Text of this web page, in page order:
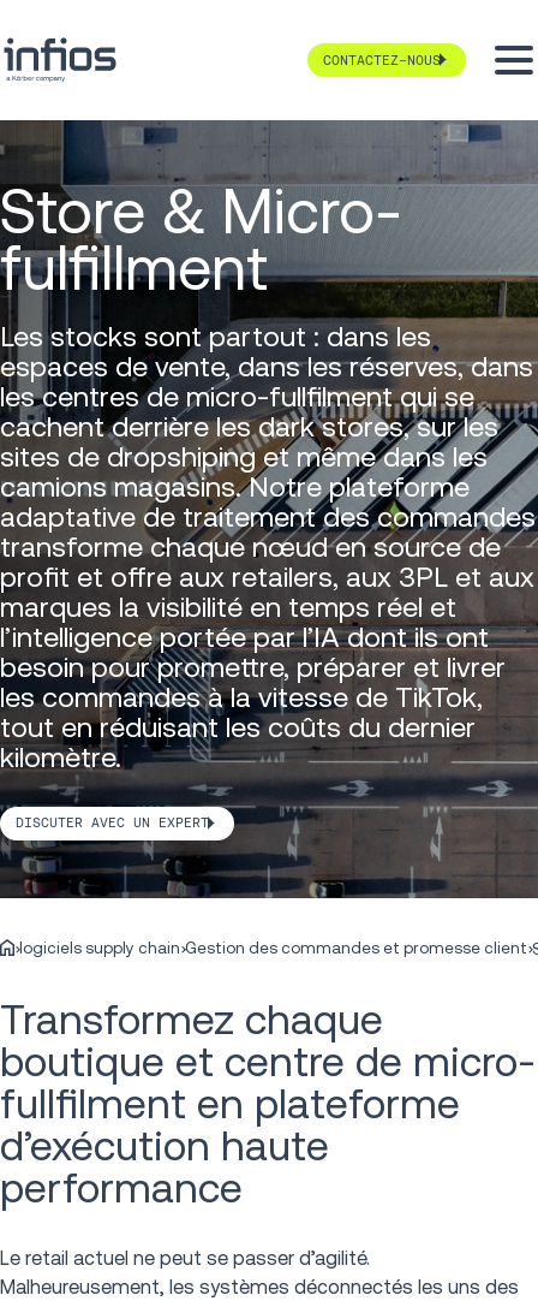
CONTACTEZ-NOUS
Store & Micro-
fulfillment
Les stocks sont partout : dans les
espaces de vente, dans les réserves, dans
les centres de micro-fullfilment qui se
cachent derrière les dark stores, sur les
sites de dropshiping et même dans les
camions magasins. Notre plateforme
adaptative de traitement des commandes
transforme chaque nœud en source de
profit et offre aux retailers, aux 3PL et aux
marques la visibilité en temps réel et
l’intelligence portée par l’IA dont ils ont
besoin pour promettre, préparer et livrer
les commandes à la vitesse de TikTok,
tout en réduisant les coûts du dernier
kilomètre.
DISCUTER AVEC UN EXPERT
logiciels supply chain Gestion des commandes et promesse client
Transformez chaque
boutique et centre de micro-
fullfilment en plateforme
d’exécution haute
performance
Le retail actuel ne peut se passer d’agilité.
Malheureusement, les systèmes déconnectés les uns des